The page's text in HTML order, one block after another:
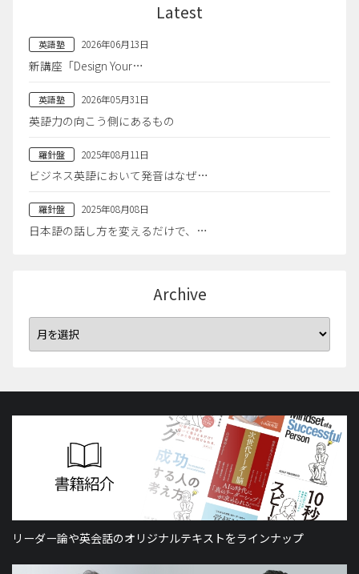
Latest
英語塾 2026年06月13日
新講座「Design Your…
英語塾 2026年05月31日
英語力の向こう側にあるもの
羅針盤 2025年08月11日
ビジネス英語において発音はなぜ…
羅針盤 2025年08月08日
日本語の話し方を変えるだけで、…
Archive
リーダー論や英会話のオリジナルテキストをラインナップ